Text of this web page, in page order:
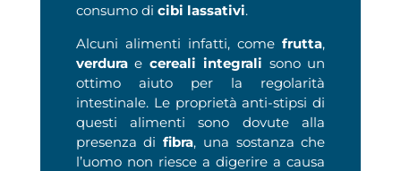
consumo di cibi lassativi.
Alcuni alimenti infatti, comefrutta,
verduraecereali integrali sono un
ottimo aiuto per la regolarità
intestinale. Le proprietà anti-stipsi di
questi alimenti sono dovute alla
presenza difibra, una sostanza che
l’uomo non riesce a digerire a causa